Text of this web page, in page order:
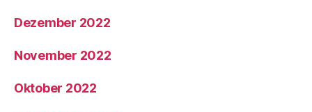
Dezember 2022
November 2022
Oktober 2022